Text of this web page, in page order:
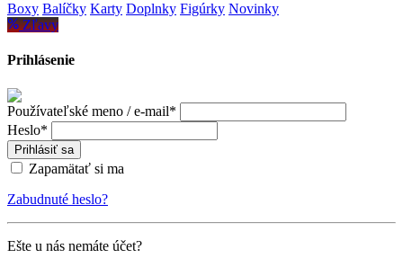
Boxy Balíčky Karty Doplnky Figúrky Novinky
Zľavy
Prihlásenie
Používateľské meno / e-mail*
Heslo*
Prihlásiť sa
Zapamätať si ma
Zabudnuté heslo?
Ešte u nás nemáte účet?